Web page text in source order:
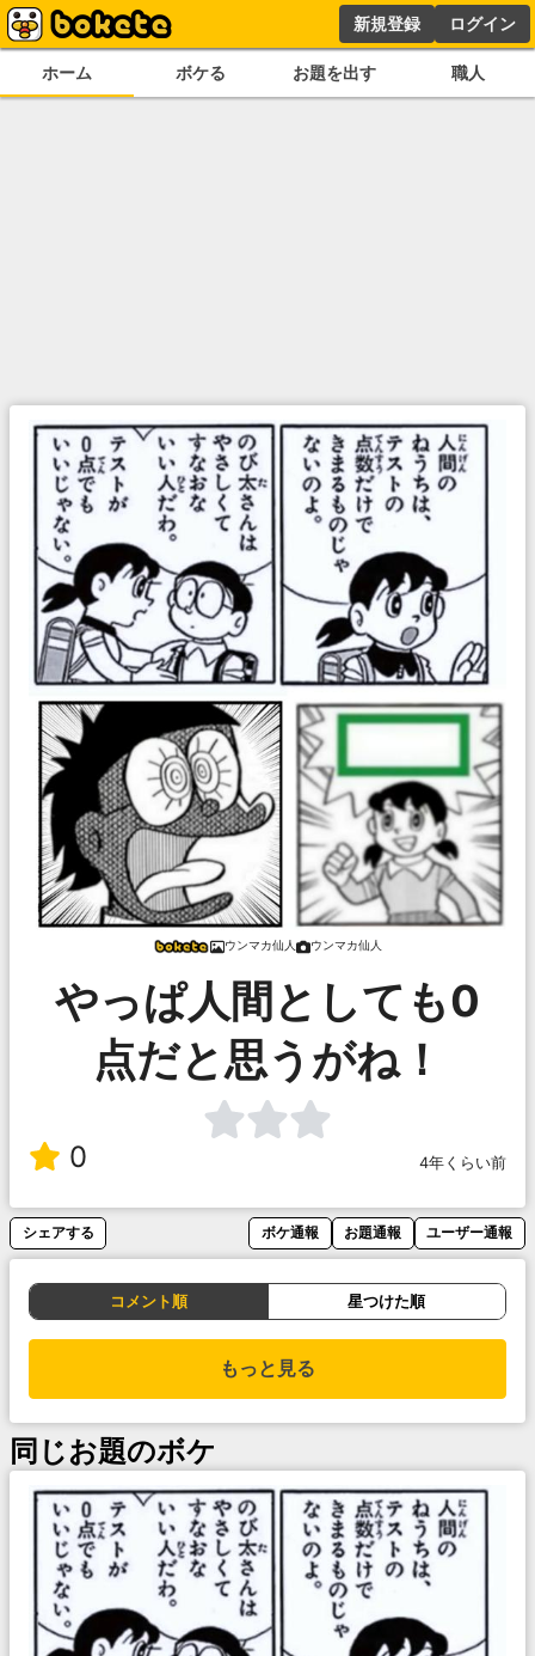
新規登録 ログイン
ホーム ボケる お題を出す 職人
ウンマカ仙人 ウンマカ仙人
やっぱ人間としても0
点だと思うがね！
0 4年くらい前
シェアする ボケ通報 お題通報 ユーザー通報
コメント順 星つけた順
もっと見る
同じお題のボケ